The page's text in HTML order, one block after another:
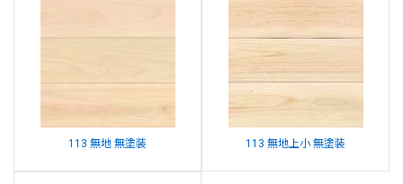
113 無地 無塗装 113 無地上小 無塗装